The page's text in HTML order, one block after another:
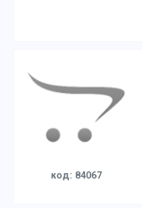
код: 84067